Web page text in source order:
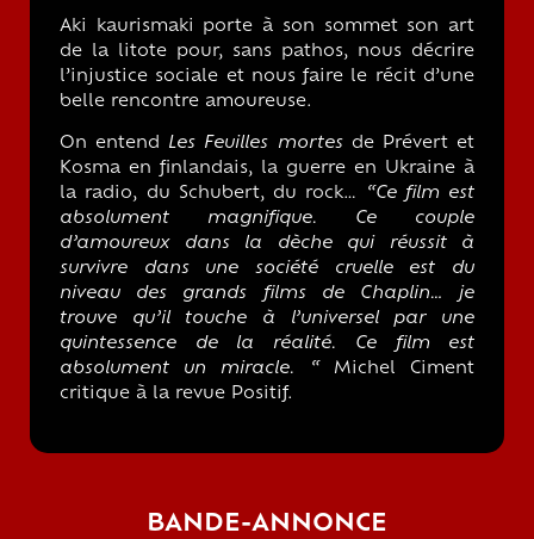
Aki kaurismaki porte à son sommet son art
de la litote pour, sans pathos, nous décrire
l’injustice sociale et nous faire le récit d’une
belle rencontre amoureuse.
On entend Les Feuilles mortesde Prévert et
Kosma en finlandais, la guerre en Ukraine à
la radio, du Schubert, du rock…
“Ce film est
absolument magnifique. Ce couple
d’amoureux dans la dèche qui réussit à
survivre dans une société cruelle est du
niveau des grands films de Chaplin… je
trouve qu’il touche à l’universel par une
quintessence de la réalité. Ce film est
absolument un miracle. “ Michel Ciment
critique à la revue Positif.
BANDE-ANNONCE